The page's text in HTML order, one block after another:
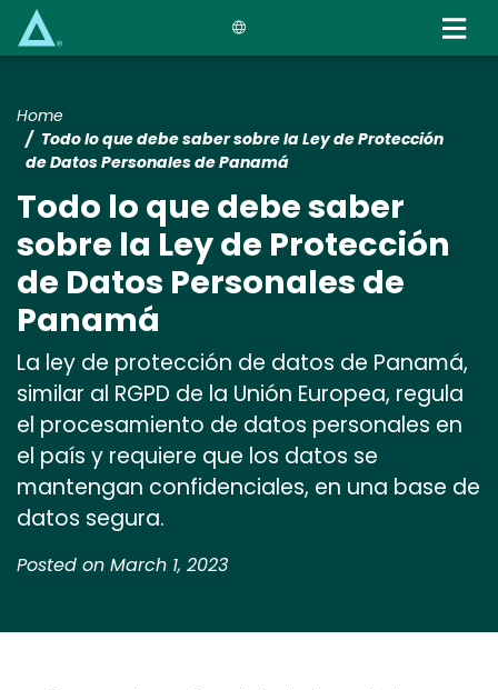
Home
Todo lo que debe saber sobre la Ley de Protección
de Datos Personales de Panamá
Todo lo que debe saber
sobre la Ley de Protección
de Datos Personales de
Panamá
La ley de protección de datos de Panamá,
similar al RGPD de la Unión Europea, regula
el procesamiento de datos personales en
el país y requiere que los datos se
mantengan confidenciales, en una base de
datos segura.
Posted on March 1, 2023